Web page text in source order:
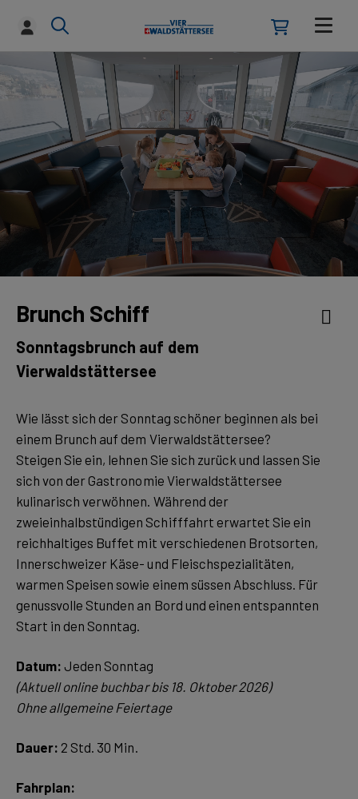
Brunch Schiff
Sonntagsbrunch auf dem
Vierwaldstättersee
Wie lässt sich der Sonntag schöner beginnen als bei
einem Brunch auf dem Vierwaldstättersee?
Steigen Sie ein, lehnen Sie sich zurück und lassen Sie
sich von der Gastronomie Vierwaldstättersee
kulinarisch verwöhnen. Während der
zweieinhalbstündigen Schifffahrt erwartet Sie ein
reichhaltiges Buffet mit verschiedenen Brotsorten,
Innerschweizer Käse- und Fleischspezialitäten,
warmen Speisen sowie einem süssen Abschluss. Für
genussvolle Stunden an Bord und einen entspannten
Start in den Sonntag.
Datum:
(Aktuell online buchbar bis 18. Oktober 2026)
Ohne allgemeine Feiertage
Dauer: 2 Std. 30 Min.
Fahrplan: